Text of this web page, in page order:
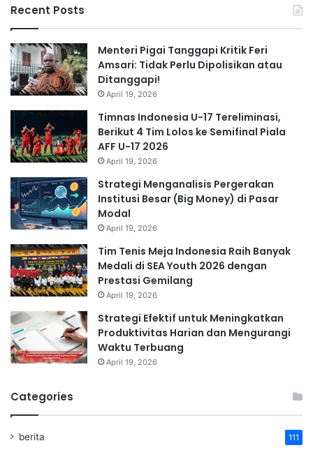
Recent Posts
Menteri Pigai Tanggapi Kritik Feri
Amsari: Tidak Perlu Dipolisikan atau
Ditanggapi!
April 19, 2026
Timnas Indonesia U-17 Tereliminasi,
Berikut 4 Tim Lolos ke Semifinal Piala
AFF U-17 2026
April 19, 2026
Strategi Menganalisis Pergerakan
Institusi Besar (Big Money) di Pasar
Modal
April 19, 2026
Tim Tenis Meja Indonesia Raih Banyak
Medali di SEA Youth 2026 dengan
Prestasi Gemilang
April 19, 2026
Strategi Efektif untuk Meningkatkan
Produktivitas Harian dan Mengurangi
Waktu Terbuang
April 19, 2026
Categories
berita 111